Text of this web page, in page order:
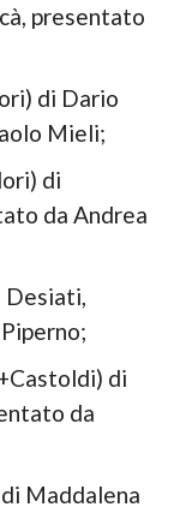
presentato
di Dario
Mieli;
di
da Andrea
di
da
Maddalena